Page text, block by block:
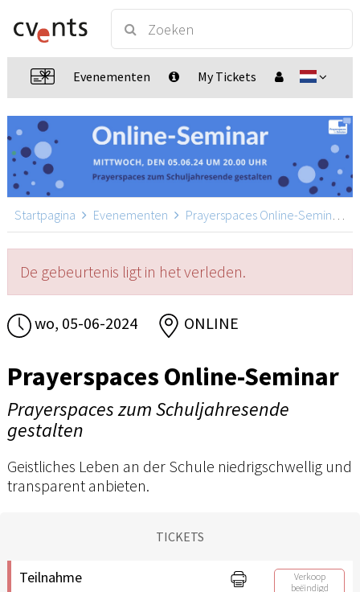
Evenementen My Tickets
Startpagina Evenementen Prayerspaces Online-Seminar
De gebeurtenis ligt in het verleden.
wo, 05-06-2024 ONLINE
Prayerspaces Online-Seminar
Prayerspaces zum Schuljahresende
gestalten
Geistliches Leben an der Schule niedrigschwellig und
transparent anbieten.
TICKETS
Teilnahme
Verkoop
beëindigd